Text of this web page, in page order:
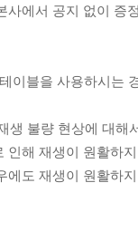
사에서 공지 없이 증
이블을 사용하시는
생 불량 현상에 대
인해 재생이 원활하
에도 재생이 원활하